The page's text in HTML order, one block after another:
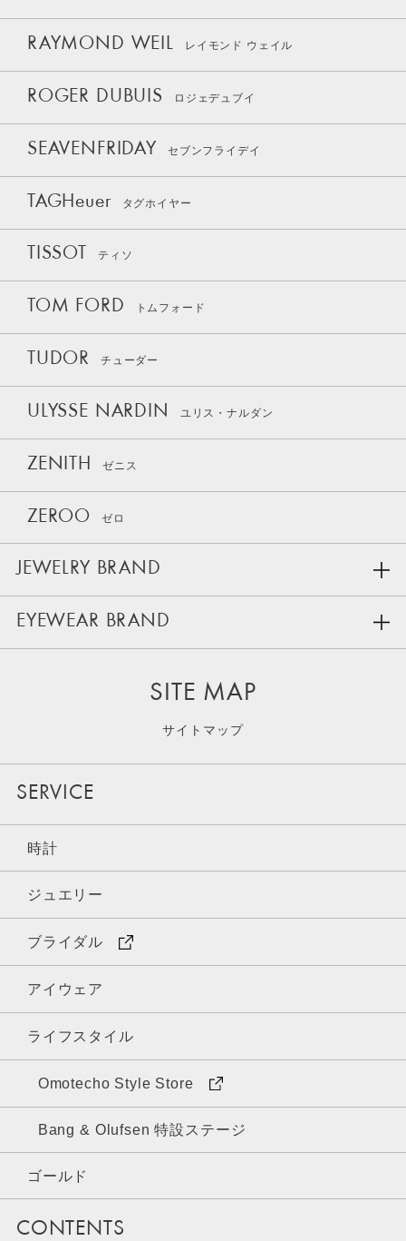
RAYMOND WEIL レイモンド ウェイル
ROGER DUBUIS ロジェデュブイ
SEAVENFRIDAY セブンフライデイ
TAGHeuer タグホイヤー
TISSOT ティソ
TOM FORD トムフォード
TUDOR チューダー
ULYSSE NARDIN ユリス・ナルダン
ZENITH ゼニス
ZEROO ゼロ
JEWELRY BRAND
EYEWEAR BRAND
SITE MAP
サイトマップ
SERVICE
時計
ジュエリー
ブライダル
アイウェア
ライフスタイル
Omotecho Style Store
Bang & Olufsen 特設ステージ
ゴールド
CONTENTS